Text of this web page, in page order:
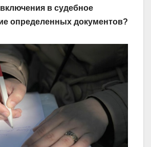
в судебное
определенных документов?